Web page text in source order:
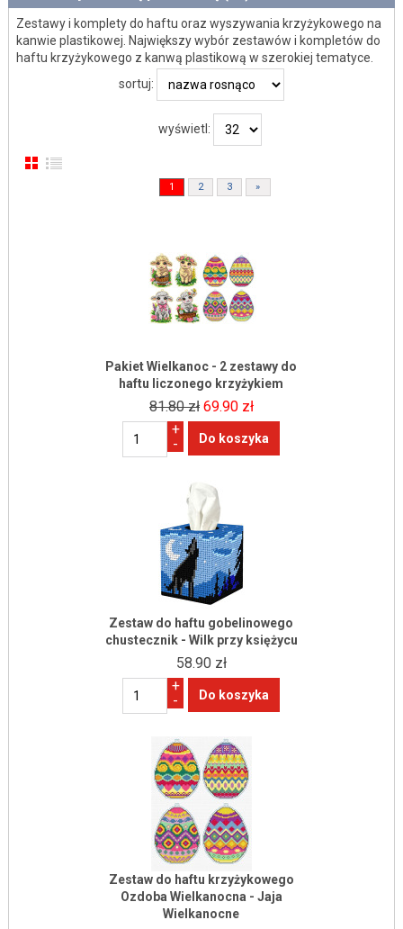
Zestawy i komplety do haftu oraz wyszywania krzyżykowego na
kanwie plastikowej. Największy wybór zestawów i kompletów do
haftu krzyżykowego z kanwą plastikową w szerokiej tematyce.
sortuj:
wyświetl:
1 2 3 »
Pakiet Wielkanoc - 2 zestawy do
haftu liczonego krzyżykiem
81.80 zł 69.90 zł
+
-
Zestaw do haftu gobelinowego
chustecznik - Wilk przy księżycu
58.90 zł
+
-
Zestaw do haftu krzyżykowego
Ozdoba Wielkanocna - Jaja
Wielkanocne